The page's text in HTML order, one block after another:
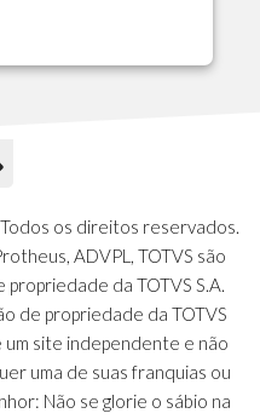
Porte
os direitos reservados.
ADVPL, TOTVS são
da TOTVS S.A.
de propriedade da TOTVS
um site independente e não
uma de suas franquias ou
Não se glorie o sábio na